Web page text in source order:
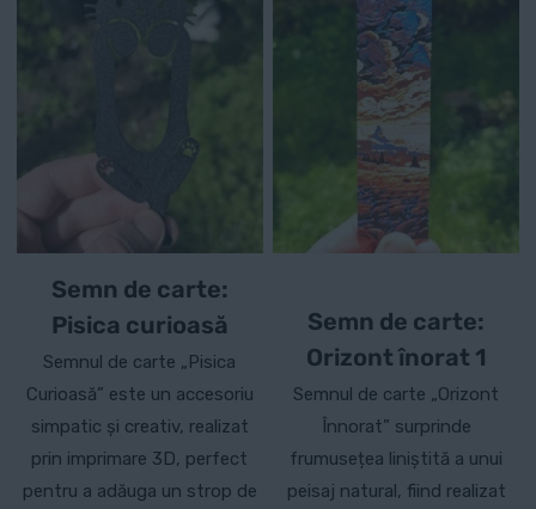
Semn de carte:
Pisica curioasă
Semnul de carte „Pisica
Curioasă” este un accesoriu
simpatic și creativ, realizat
prin imprimare 3D, perfect
pentru a adăuga un strop de
Semn de carte:
Orizont înorat 1
Semnul de carte „Orizont
Înnorat” surprinde
frumusețea liniștită a unui
peisaj natural, fiind realizat